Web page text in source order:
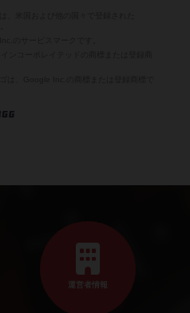
運営者情報